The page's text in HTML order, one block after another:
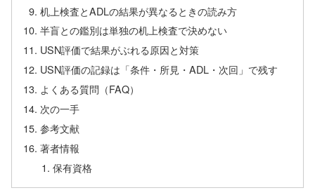
机上検査とADLの結果が異なるときの読み方
半盲との鑑別は単独の机上検査で決めない
USN評価で結果がぶれる原因と対策
USN評価の記録は「条件・所見・ADL・次回」で残す
よくある質問（FAQ）
次の一手
参考文献
著者情報
保有資格